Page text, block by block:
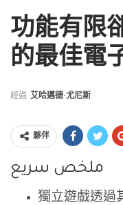
功能有限
的最佳電
經過 艾哈邁德·尤尼斯
夥伴
ملخص سريع
獨立遊戲透過